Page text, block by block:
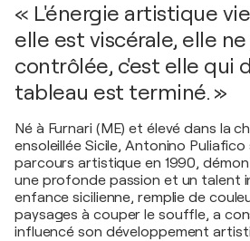
« L'énergie artistique
elle est viscérale, elle
contrôlée, c'est elle qui
tableau est terminé. »
Né à Furnari (ME) et élevé dans la
ensoleillée Sicile, Antonino
parcours artistique en 1990,
une profonde passion et un talent
enfance sicilienne, remplie de
paysages à couper le souffle, a
influencé son développement